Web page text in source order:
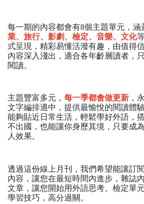
每一期的內容都會有8個主題單元，涵
業、旅行、影劇、檢定、音樂、文化
式呈現，精彩易懂活潑有趣，由值得
內容深入淺出，適合各年齡層讀者，
閱讀。
主題豐富多元， 每一季都會做更新 ，
文字編排適中，提供最愉悅的閱讀體
能夠貼近日常生活，輕鬆學好外語，
不出國，也能讓你身歷其境，只要成
人效果。
透過這份線上月刊，我們希望能讓訂
內容，讓您在最短時間內進步，雜誌
文章，讓您開始用外語思考。檢定單
學習技巧，高分過關。